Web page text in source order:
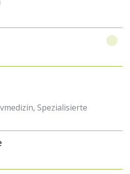
Spezialisierte